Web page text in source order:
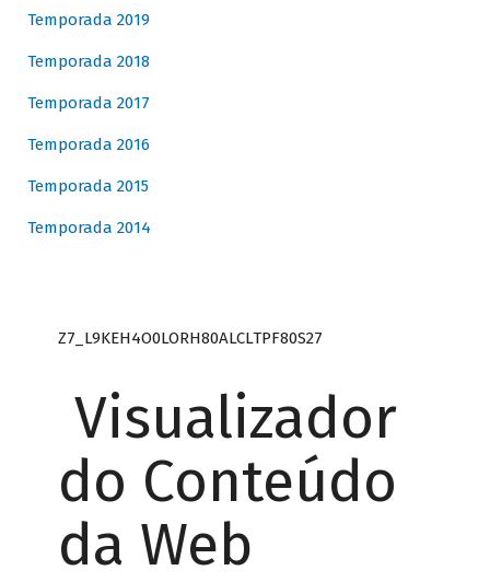
Temporada 2019
Temporada 2018
Temporada 2017
Temporada 2016
Temporada 2015
Temporada 2014
Z7_L9KEH4O0LORH80ALCLTPF80S27
Visualizador
do Conteúdo
da Web